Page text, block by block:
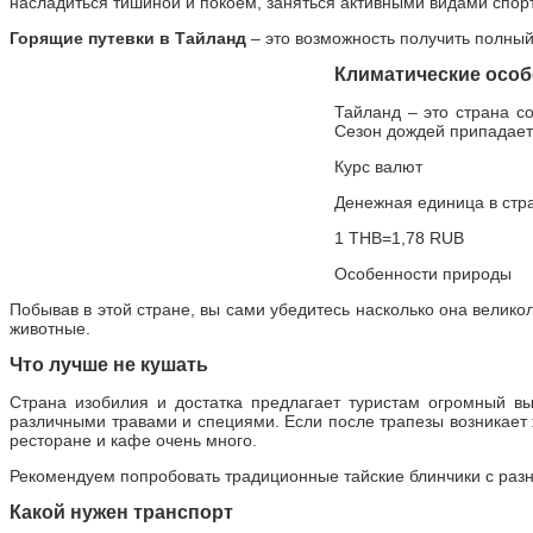
Горящие путевки в Тайланд – это возможность получить
Климатические
Тайланд – это страна
Сезон дождей
Курс валют
Денежная единица в
1 THB=1,78 RUB
Особенности природы
Побывав в этой стране, вы сами убедитесь насколько она
животные.
Что лучше не кушать
Страна изобилия и достатка предлагает туристам огромный
различными травами и специями. Если после трапезы
ресторане и кафе очень много.
Рекомендуем попробовать традиционные тайские блинчики с
Какой нужен транспорт